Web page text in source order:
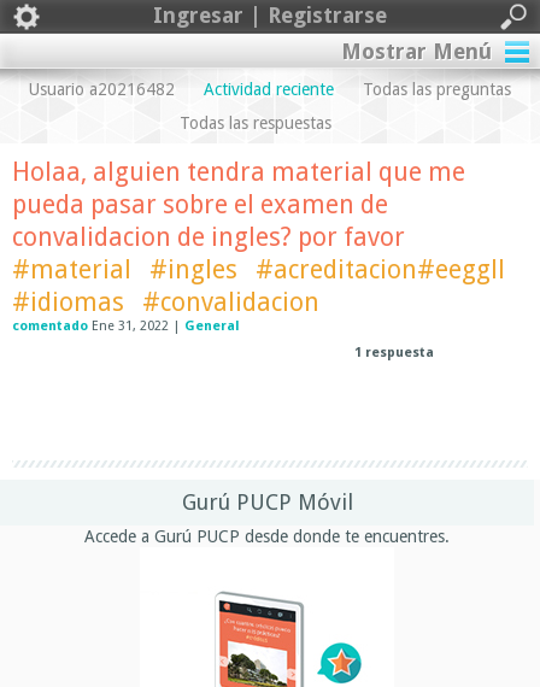
Ingresar | Registrarse
Mostrar Menú
Usuario a20216482 Actividad reciente
Todas las preguntas
Todas las respuestas
Holaa, alguien tendra material que me
pueda pasar sobre el examen de
convalidacion de ingles? por favor
#material
#ingles
#acreditacion#eeggll
#idiomas
#convalidacion
comentado Ene 31, 2022 | General
1 respuesta
Gurú PUCP Móvil
Accede a Gurú PUCP desde donde te encuentres.